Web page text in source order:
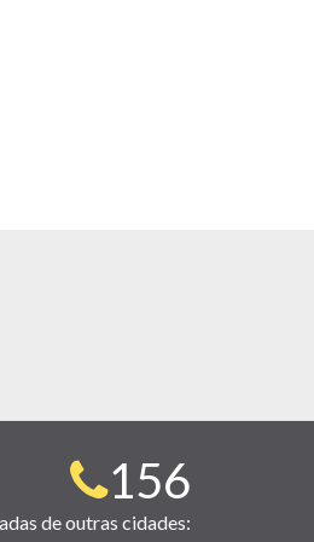
Telefone
para
156
de outras cidades: